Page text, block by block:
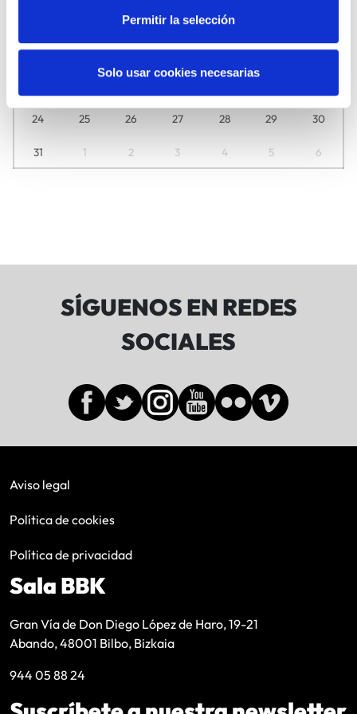
Permitir la selección
Solo usar cookies necesarias
5 6 7
10 11 12 13 14 15 16
24 25 26 27 28 29 30
31 1 2 3 4 5 6
SÍGUENOS EN REDES
SOCIALES
Aviso legal
Política de cookies
Política de privacidad
Sala BBK
Gran Vía de Don Diego López de Haro, 19-21
Abando, 48001 Bilbo, Bizkaia
944 05 88 24